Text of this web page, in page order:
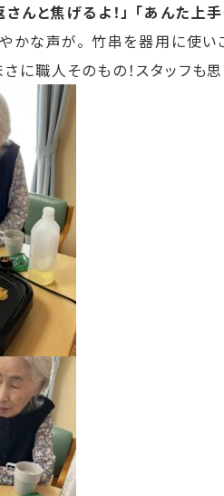
さんと焦げるよ！」 「あんた上手
かな声が。 竹串を器用に使
に職人そのもの！スタッフも